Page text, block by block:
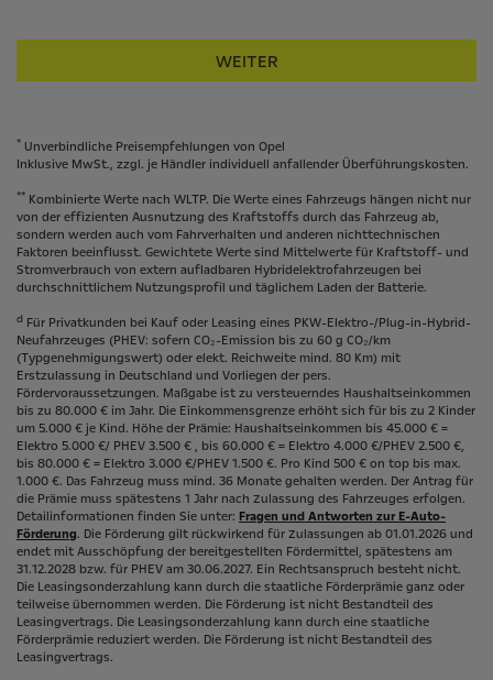
WEITER
* Unverbindliche Preisempfehlungen von Opel
Inklusive MwSt., zzgl. je Händler individuell anfallender Überführungskosten.
** Kombinierte Werte nach WLTP. Die Werte eines Fahrzeugs hängen nicht nur
von der effizienten Ausnutzung des Kraftstoffs durch das Fahrzeug ab,
sondern werden auch vom Fahrverhalten und anderen nichttechnischen
Faktoren beeinflusst. Gewichtete Werte sind Mittelwerte für Kraftstoff- und
Stromverbrauch von extern aufladbaren Hybridelektrofahrzeugen bei
durchschnittlichem Nutzungsprofil und täglichem Laden der Batterie.
d Für Privatkunden bei Kauf oder Leasing eines PKW-Elektro-/Plug-in-Hybrid-
Neufahrzeuges (PHEV: sofern CO₂-Emission bis zu 60 g CO₂/km
(Typgenehmigungswert) oder elekt. Reichweite mind. 80 Km) mit
Erstzulassung in Deutschland und Vorliegen der pers.
Fördervoraussetzungen. Maßgabe ist zu versteuerndes Haushaltseinkommen
bis zu 80.000 € im Jahr. Die Einkommensgrenze erhöht sich für bis zu 2 Kinder
um 5.000 € je Kind. Höhe der Prämie: Haushaltseinkommen bis 45.000 € =
Elektro 5.000 €/ PHEV 3.500 € , bis 60.000 € = Elektro 4.000 €/PHEV 2.500 €,
bis 80.000 € = Elektro 3.000 €/PHEV 1.500 €. Pro Kind 500 € on top bis max.
1.000 €. Das Fahrzeug muss mind. 36 Monate gehalten werden. Der Antrag für
die Prämie muss spätestens 1 Jahr nach Zulassung des Fahrzeuges erfolgen.
Detailinformationen finden Sie unter: Fragen und Antworten zur E-Auto-
Förderung. Die Förderung gilt rückwirkend für Zulassungen ab 01.01.2026 und
endet mit Ausschöpfung der bereitgestellten Fördermittel, spätestens am
31.12.2028 bzw. für PHEV am 30.06.2027. Ein Rechtsanspruch besteht nicht​.
Die Leasingsonderzahlung kann durch die staatliche Förderprämie ganz oder
teilweise übernommen werden. Die Förderung ist nicht Bestandteil des
Leasingvertrags. Die Leasingsonderzahlung kann durch eine staatliche
Förderprämie reduziert werden. Die Förderung ist nicht Bestandteil des
Leasingvertrags.